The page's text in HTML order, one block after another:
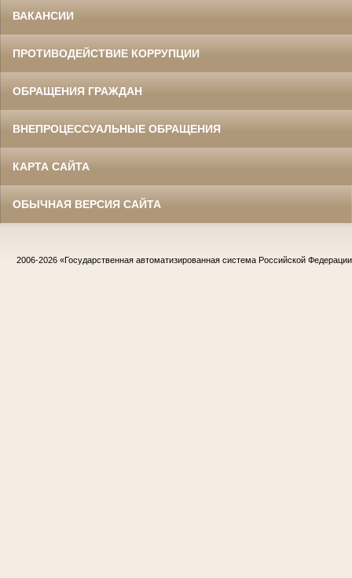
ВАКАНСИИ
ПРОТИВОДЕЙСТВИЕ КОРРУПЦИИ
ОБРАЩЕНИЯ ГРАЖДАН
ВНЕПРОЦЕССУАЛЬНЫЕ ОБРАЩЕНИЯ
КАРТА САЙТА
ОБЫЧНАЯ ВЕРСИЯ САЙТА
2006-2026 «Государственная автоматизированная система Российской